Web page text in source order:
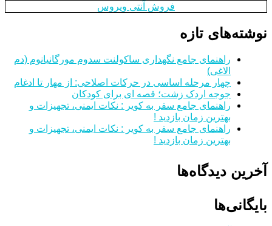
فروش آنتی ویروس
نوشته‌های تازه
راهنمای جامع نگهداری ساکولنت سدوم مورگانیانوم (دم
الاغی)
چهار مرحله اساسی در حرکات اصلاحی: از مهار تا ادغام
جوجه اردک زشت؛ قصه ای برای کودکان
راهنمای جامع سفر به کویر : نکات ایمنی، تجهیزات و
بهترین زمان بازدید !
راهنمای جامع سفر به کویر : نکات ایمنی، تجهیزات و
بهترین زمان بازدید !
آخرین دیدگاه‌ها
بایگانی‌ها